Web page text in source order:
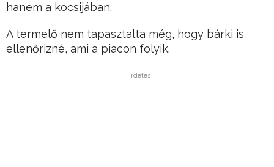
hanem a kocsijában.
A termelő nem tapasztalta még, hogy bárki is
ellenőrizné, ami a piacon folyik.
Hirdetés